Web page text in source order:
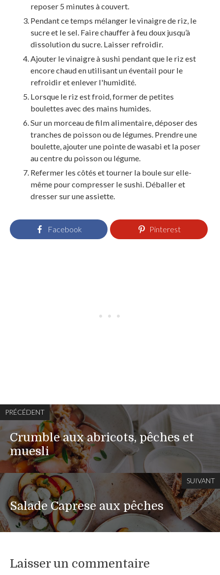
reposer 5 minutes à couvert.
Pendant ce temps mélanger le vinaigre de riz, le
sucre et le sel. Faire chauffer à feu doux jusqu’à
dissolution du sucre. Laisser refroidir.
Ajouter le vinaigre à sushi pendant que le riz est
encore chaud en utilisant un éventail pour le
refroidir et enlever l'humidité.
Lorsque le riz est froid, former de petites
boulettes avec des mains humides.
Sur un morceau de film alimentaire, déposer des
tranches de poisson ou de légumes. Prendre une
boulette, ajouter une pointe de wasabi et la poser
au centre du poisson ou légume.
Refermer les côtés et tourner la boule sur elle-
même pour compresser le sushi. Déballer et
dresser sur une assiette.
Facebook Pinterest
PRÉCÉDENT
Crumble aux abricots, pêches et
muesli
SUIVANT
Salade Caprese aux pêches
Laisser un commentaire